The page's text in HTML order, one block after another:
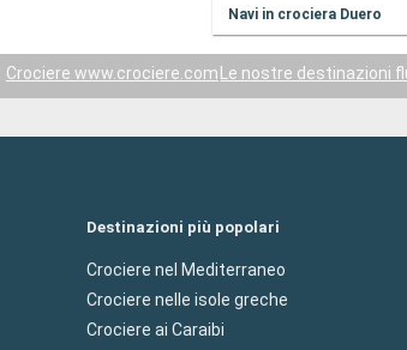
Navi in crociera Duero
Crociere www.crociere.com Le nostre destinazioni
Destinazioni più popolari
Crociere nel Mediterraneo
Crociere nelle isole greche
Crociere ai Caraibi